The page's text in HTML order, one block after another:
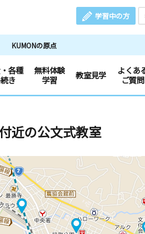
学習中の方
KUMONの原点
各種
き
無料体験
学習
教室見学
よくあ
ご質問
近の公文式教室